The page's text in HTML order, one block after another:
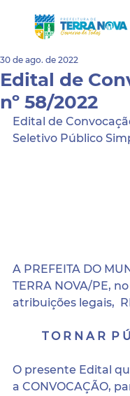
Edital de
nº 58/2022
30 de ago. de 2022
Edital de
Seletivo Público
A PREFEITA DO
TERRA NOVA/PE,
atribuições legais,
T O R N A R  P
O presente Edital
a CONVOCAÇÃO,